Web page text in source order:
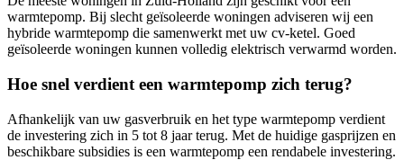
warmtepomp. Bij slecht geïsoleerde woningen adviseren wij een
hybride warmtepomp die samenwerkt met uw cv-ketel. Goed
geïsoleerde woningen kunnen volledig elektrisch verwarmd worden.
Hoe snel verdient een warmtepomp zich terug?
Afhankelijk van uw gasverbruik en het type warmtepomp verdient
de investering zich in 5 tot 8 jaar terug. Met de huidige gasprijzen en
beschikbare subsidies is een warmtepomp een rendabele investering.